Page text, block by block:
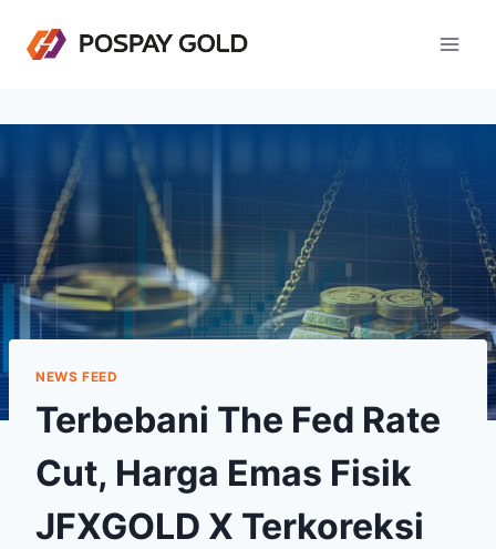
NEWS FEED
Terbebani The Fed Rate
Cut, Harga Emas Fisik
JFXGOLD X Terkoreksi